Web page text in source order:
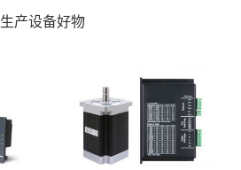
生产设备好物